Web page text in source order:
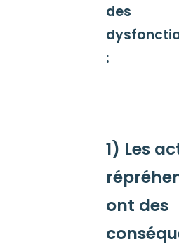
des
:
1) Les
ont des